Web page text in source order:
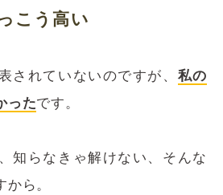
こう高い
されていないのですが、 私の
ったです。
知らなきゃ解けない、そんな
ら。